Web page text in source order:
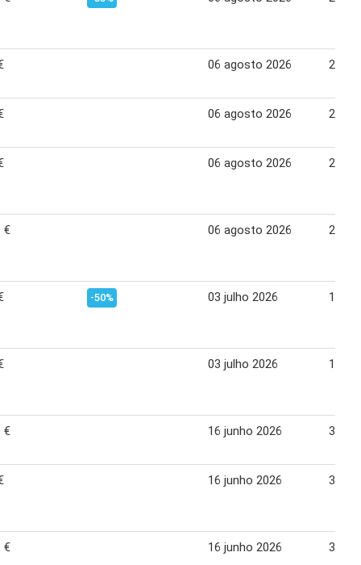
06 agosto 2026 21
06 agosto 2026 21
06 agosto 2026 21
€ 06 agosto 2026 21
-50% 03 julho 2026 14
03 julho 2026 14
€ 16 junho 2026 30
16 junho 2026 30
€ 16 junho 2026 30